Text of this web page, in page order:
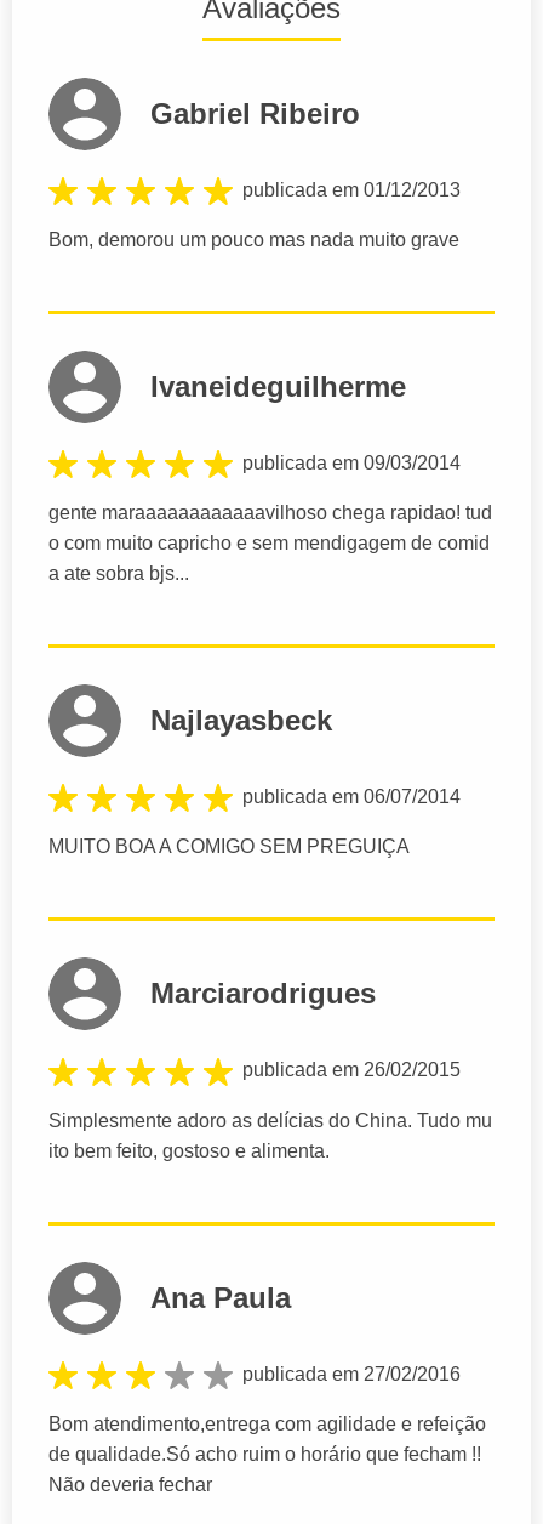
Avaliações
Gabriel Ribeiro
publicada em 01/12/2013
Bom, demorou um pouco mas nada muito grave
Ivaneideguilherme
publicada em 09/03/2014
gente maraaaaaaaaaaaavilhoso chega rapidao! tud
o com muito capricho e sem mendigagem de comid
a ate sobra bjs...
Najlayasbeck
publicada em 06/07/2014
MUITO BOA A COMIGO SEM PREGUIÇA
Marciarodrigues
publicada em 26/02/2015
Simplesmente adoro as delícias do China. Tudo mu
ito bem feito, gostoso e alimenta.
Ana Paula
publicada em 27/02/2016
Bom atendimento,entrega com agilidade e refeição
de qualidade.Só acho ruim o horário que fecham !!
Não deveria fechar